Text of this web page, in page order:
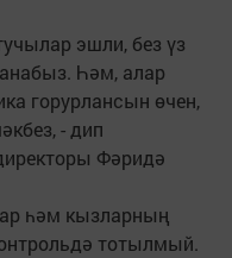
эшли, без үз
Һәм, алар
горурлансын өчен,
- дип
Фәридә
һәм кызларның
тотылмый.